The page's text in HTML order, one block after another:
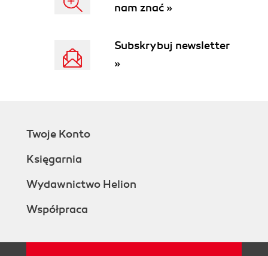
nam znać »
Subskrybuj newsletter
»
Twoje Konto
Księgarnia
Wydawnictwo Helion
Współpraca